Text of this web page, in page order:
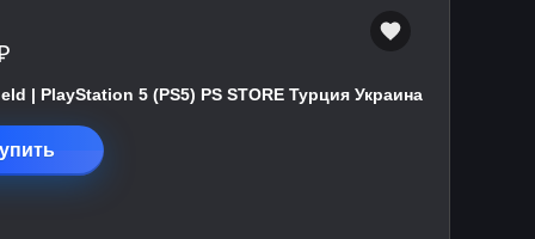
| PlayStation 5 (PS5) PS STORE Турция Украина